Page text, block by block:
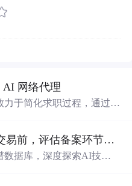
AI 网络代理
于简化求职过程，通过自
科技成果转化项目进场交易前，评估备案环节需要准备哪些材料？.docx
数据库，深度探索AI技术